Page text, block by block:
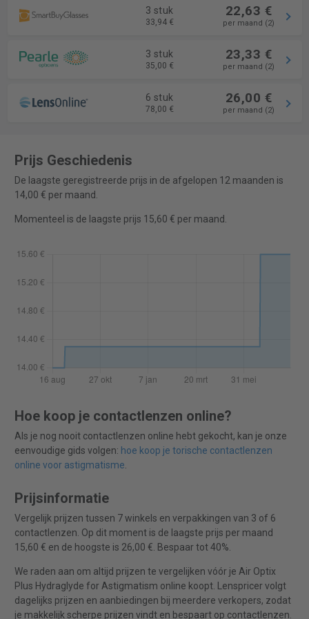
3 stuk
33,94 €
22,63 €
per maand (2)
3 stuk
35,00 €
23,33 €
per maand (2)
6 stuk
78,00 €
26,00 €
per maand (2)
Prijs Geschiedenis
De laagste geregistreerde prijs in de afgelopen 12 maanden is
14,00 € per maand.
Momenteel is de laagste prijs 15,60 € per maand.
Hoe koop je contactlenzen online?
Als je nog nooit contactlenzen online hebt gekocht, kan je onze
eenvoudige gids volgen: hoe koop je torische contactlenzen
online voor astigmatisme.
Prijsinformatie
Vergelijk prijzen tussen 7 winkels en verpakkingen van 3 of 6
contactlenzen. Op dit moment is de laagste prijs per maand
15,60 € en de hoogste is 26,00 €. Bespaar tot 40%.
We raden aan om altijd prijzen te vergelijken vóór je Air Optix
Plus Hydraglyde for Astigmatism online koopt. Lenspricer volgt
dagelijks prijzen en aanbiedingen bij meerdere verkopers, zodat
je makkelijk scherpe prijzen vindt en bespaart op contactlenzen.